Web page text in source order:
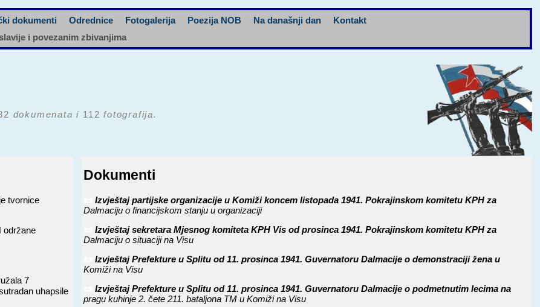
dokumenti Odrednice Fotogalerija Poezija NOB Na današnji dan
Kontakt
i povezanim zbivanjima
dokumenata i 112 fotografija.
tvornice
održane
7
uhapsile
Dokumenti
Izvještaj partijske organizacije u Komiži koncem listopada 1941. Pokrajinskom komitetu KPH za
Dalmaciju o financijskom stanju u organizaciji
Izvještaj sekretara Mjesnog komiteta KPH Vis od prosinca 1941. Pokrajinskom komitetu KPH za
Dalmaciju o situaciji na Visu
Izvještaj Prefekture u Splitu od 11. prosinca 1941. Guvernatoru Dalmacije o demonstraciji žena u
Komiži na Visu
Izvještaj Prefekture u Splitu od 11. prosinca 1941. Guvernatoru Dalmacije o podmetnutim lecima na
pragu kuhinje 2. čete 211. bataljona TM u Komiži na Visu